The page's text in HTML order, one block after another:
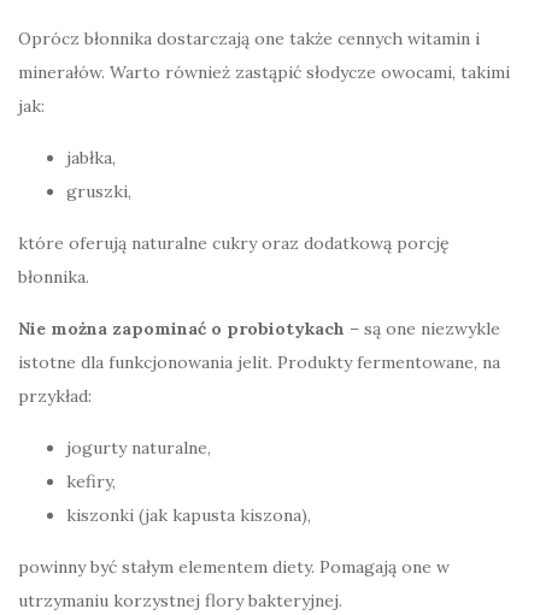
Oprócz błonnika dostarczają one także cennych witamin i
minerałów. Warto również zastąpić słodycze owocami, takimi
jak:
jabłka,
gruszki,
które oferują naturalne cukry oraz dodatkową porcję
błonnika.
Nie można zapominać o probiotykach – są one niezwykle
istotne dla funkcjonowania jelit. Produkty fermentowane, na
przykład:
jogurty naturalne,
kefiry,
kiszonki (jak kapusta kiszona),
powinny być stałym elementem diety. Pomagają one w
utrzymaniu korzystnej flory bakteryjnej.